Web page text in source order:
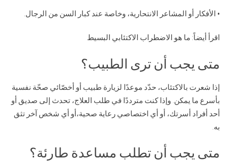
• الأفكار أو المشاعر الانتحارية، وخاصة عند كبار السن من الرجال.
اقرأ أيضاً: ما هو الاضطراب الاكتئابي البسيط
متى يجب أن ترى الطبيب؟
إذا شعرت بالاكتئاب، حدّد موعدًا لزيارة طبيب أو أخصّائي صحّة نفسية
بأسرع ما يمكن. وإذا كنت مترددًا في طلب العلاج، تحدث إلى صديق أو
أحد أفراد أسرتك، أو أي اختصاصي رعاية صحية،أو أي شخص آخر تثق
به.
متى يجب أن تطلب مساعدة طارئة؟